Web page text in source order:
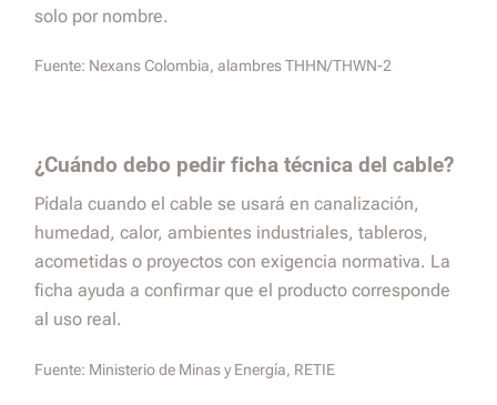
solo por nombre.
Fuente: Nexans Colombia, alambres THHN/THWN-2
¿Cuándo debo pedir ficha técnica del cable?
Pídala cuando el cable se usará en canalización,
humedad, calor, ambientes industriales, tableros,
acometidas o proyectos con exigencia normativa. La
ficha ayuda a confirmar que el producto corresponde
al uso real.
Fuente: Ministerio de Minas y Energía, RETIE